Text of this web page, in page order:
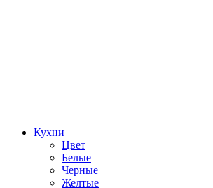
Кухни
Цвет
Белые
Черные
Желтые